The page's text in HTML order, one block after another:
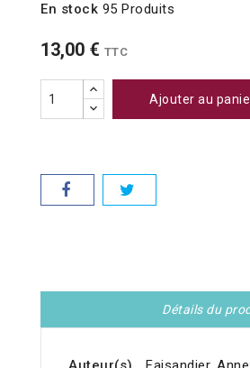
En stock 95 Produits
13,00 € TTC
Ajouter au
Détails du